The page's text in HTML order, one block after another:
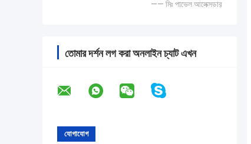
—— মিঃ পাভেল আলেক্সডার
তোমার দর্শন লগ করা অনলাইন চ্যাট এখন